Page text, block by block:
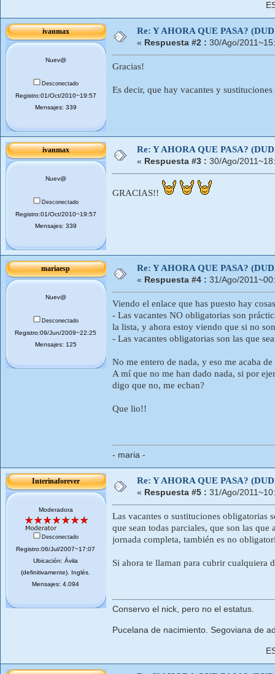
ivanmax
Nuev@
Desconectado
Registro:01/Oct/2010~19:57
Mensajes: 339
Re: Y AHORA QUE PASA?
« Respuesta #2 : 30/Ago/
Gracias!
Es decir, que hay vacantes y
ivanmax
Nuev@
Desconectado
Registro:01/Oct/2010~19:57
Mensajes: 339
Re: Y AHORA QUE PASA?
« Respuesta #3 : 30/Ago/
GRACIAS!!
mariaesp
Nuev@
Desconectado
Registro:09/Jun/2009~22:25
Mensajes: 125
Re: Y AHORA QUE PASA?
« Respuesta #4 : 31/Ago/
Viendo el enlace que has puesto hay
- Las vacantes NO obligatorias son
la lista, y ahora estoy viendo que si no
- Las vacantes obligatorias son las que
No me entero de nada, y eso me acaba
A mí que no me han dado nada, si por
digo que no, me echan?
Que lio!!
- maria -
Interinaforever
Moderadora
Desconectado
Registro:06/Jul/2007~17:07
Ubicación: Ávila
(definitivamente). Inglés.
Mensajes: 4.094
Re: Y AHORA QUE PASA?
« Respuesta #5 : 31/Ago/
Las vacantes o sustituciones obligatorias
que sean todas parciales, que son las
jornada completa, también es no
Si ahora te llaman para cubrir cualquiera
Conservo el nick, pero no el estatus.
Pucelana de nacimiento. Segoviana de